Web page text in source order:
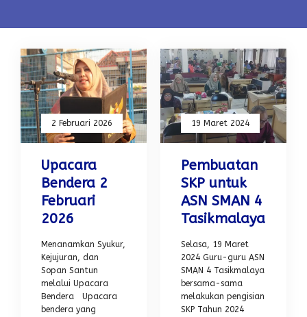
2 Februari 2026
Upacara
Bendera 2
Februari
2026
Menanamkan Syukur,
Kejujuran, dan
Sopan Santun
melalui Upacara
Bendera Upacara
bendera yang
19 Maret 2024
Pembuatan
SKP untuk
ASN SMAN 4
Tasikmalaya
Selasa, 19 Maret
2024 Guru-guru ASN
SMAN 4 Tasikmalaya
bersama-sama
melakukan pengisian
SKP Tahun 2024